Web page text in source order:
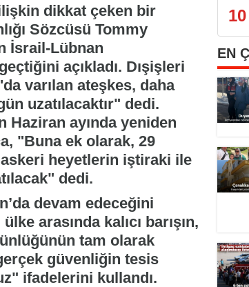
dikkat çeken bir
Sözcüsü Tommy
İsrail-Lübnan
açıkladı. Dışişleri
varılan ateşkes, daha
uzatılacaktır" dedi.
Haziran ayında yeniden
"Buna ek olarak, 29
askeri heyetlerin iştiraki ile
dedi.
devam edeceğini
arasında kalıcı barışın,
tam olarak
güvenliğin tesis
ifadelerini kullandı.
10
EN